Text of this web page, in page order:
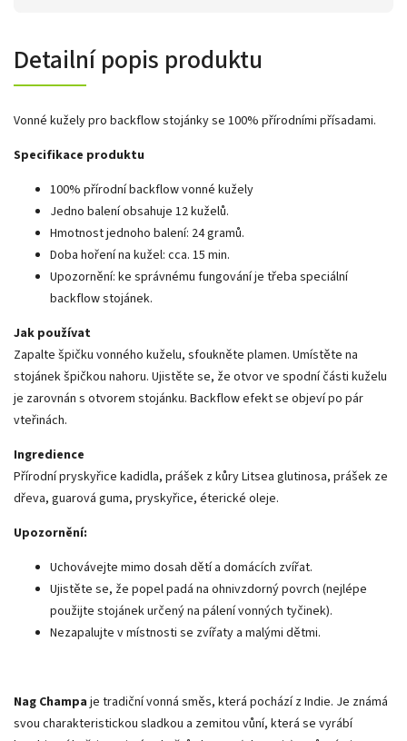
Detailní popis produktu
Vonné kužely pro backflow stojánky se 100% přírodními přísadami.
Specifikace produktu
100% přírodní backflow vonné kužely
Jedno balení obsahuje 12 kuželů.
Hmotnost jednoho balení: 24 gramů.
Doba hoření na kužel: cca. 15 min.
Upozornění: ke správnému fungování je třeba speciální
backflow stojánek.
Jak používat
Zapalte špičku vonného kuželu, sfoukněte plamen. Umístěte na
stojánek špičkou nahoru. Ujistěte se, že otvor ve spodní části kuželu
je zarovnán s otvorem stojánku. Backflow efekt se objeví po pár
vteřinách.
Ingredience
Přírodní pryskyřice kadidla, prášek z kůryLitsea glutinosa, prášek ze
dřeva, guarová guma, pryskyřice, éterické oleje.
Upozornění:
Uchovávejte mimo dosah dětí a domácích zvířat.
Ujistěte se, že popel padá na ohnivzdorný povrch (nejlépe
použijte stojánek určený na pálení vonných tyčinek).
Nezapalujte v místnosti se zvířaty a malými dětmi.
Nag Champa je tradiční vonná směs, která pochází z Indie. Je známá
svou charakteristickou sladkou a zemitou vůní, která se vyrábí